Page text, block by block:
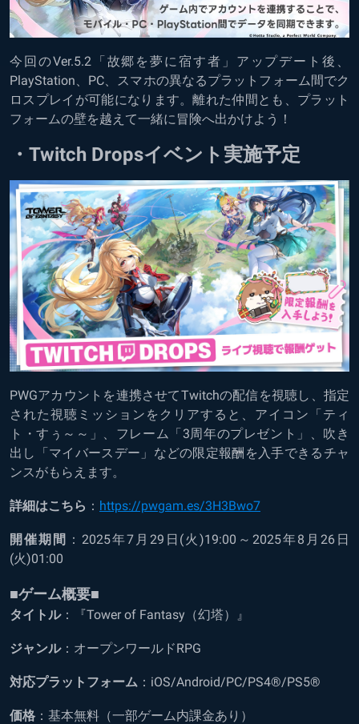
今回のVer.5.2「故郷を夢に宿す者」アップデート後、
PlayStation、PC、スマホの異なるプラットフォーム間でク
ロスプレイが可能になります。離れた仲間とも、プラット
フォームの壁を越えて一緒に冒険へ出かけよう！
・Twitch Dropsイベント実施予定
PWGアカウントを連携させてTwitchの配信を視聴し、指定
された視聴ミッションをクリアすると、アイコン「ティ
ト・すぅ～～」、フレーム「3周年のプレゼント」、吹き
出し「マイバースデー」などの限定報酬を入手できるチャ
ンスがもらえます。
詳細はこちら ： https://pwgam.es/3H3Bwo7
開催期間 ：2025年7月29日(火)19:00～2025年8月26日
(火)01:00
■ゲーム概要■
タイトル：『Tower of Fantasy（幻塔）』
ジャンル：オープンワールドRPG
対応プラットフォーム ：iOS/Android/PC/PS4®/PS5®
価格 ：基本無料（一部ゲーム内課金あり）